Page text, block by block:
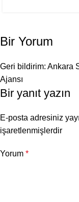
Bir Yorum
Geri bildirim: Ankara
Ajansı
Bir yanıt yazın
E-posta adresiniz
işaretlenmişlerdir
Yorum *